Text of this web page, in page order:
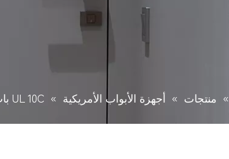
» منتجات » أجهزة الأبواب الأمريكية » UL 10C باب أقرب